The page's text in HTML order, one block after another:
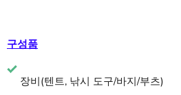
구성품
장비(텐트, 낚시 도구/바지/부츠)